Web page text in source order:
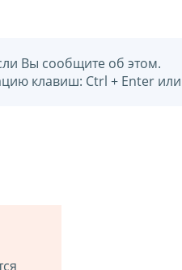
Вы сообщите об этом.
клавиш: Ctrl + Enter